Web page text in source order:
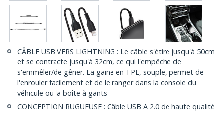
CÂBLE USB VERS LIGHTNING : Le câble s'étire jusqu'à 50cm
et se contracte jusqu'à 32cm, ce qui l'empêche de
s'emmêler/de gêner. La gaine en TPE, souple, permet de
l'enrouler facilement et de le ranger dans la console du
véhicule ou la boîte à gants
CONCEPTION RUGUEUSE : Câble USB A 2.0 de haute qualité